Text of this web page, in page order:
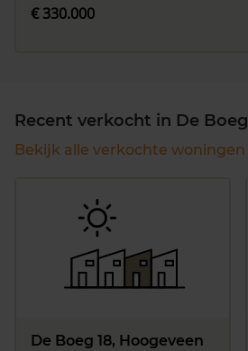
€ 330.000
Recent verkocht in De Boeg
Bekijk alle verkochte woningen
De Boeg 18, Hoogeveen